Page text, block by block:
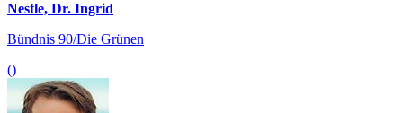
Nestle, Dr. Ingrid
Bündnis 90/Die Grünen
()